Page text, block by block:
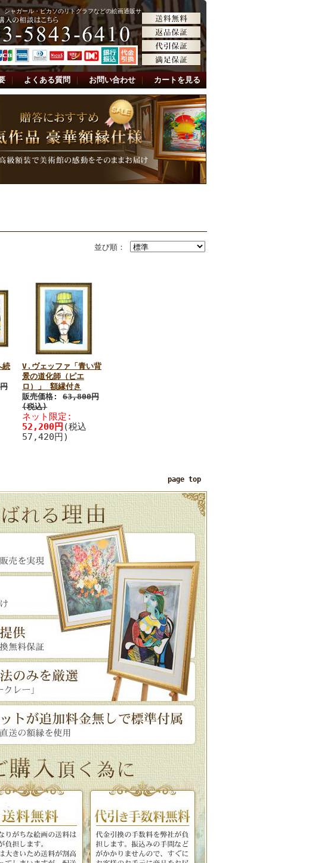
ャガール・ピカソのリトグラフなどの絵画通販サ
よくある質問 お問い合わせ カートを見る
並び順：
続
V.ヴェッファ「青い背
景の道化師（ピエ
ロ）」 額縁付き
販売価格:63,800円
(税込)
ネット限定:
52,200円 (税込
57,420円)
page top